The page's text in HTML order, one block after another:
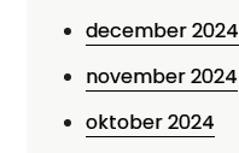
december 2024
november 2024
oktober 2024